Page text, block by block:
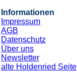
Informationen
Impressum
AGB
Datenschutz
Über uns
Newsletter
alte Holdenried Seite